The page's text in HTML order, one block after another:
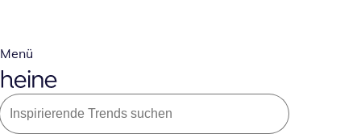
Menü